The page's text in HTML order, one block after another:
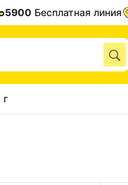
5900 Бесплатная линия
г